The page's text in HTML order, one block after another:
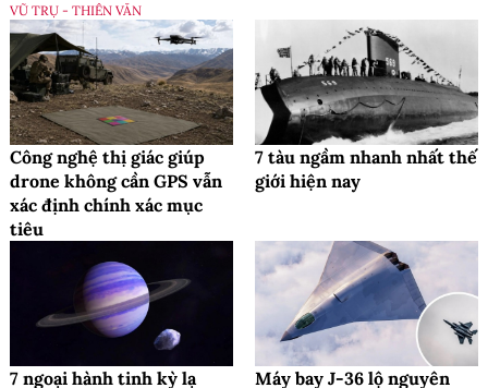
VŨ TRỤ - THIÊN VĂN
Công nghệ thị giác giúp
drone không cần GPS vẫn
xác định chính xác mục
tiêu
7 tàu ngầm nhanh nhất thế
giới hiện nay
7 ngoại hành tinh kỳ lạ Máy bay J-36 lộ nguyên